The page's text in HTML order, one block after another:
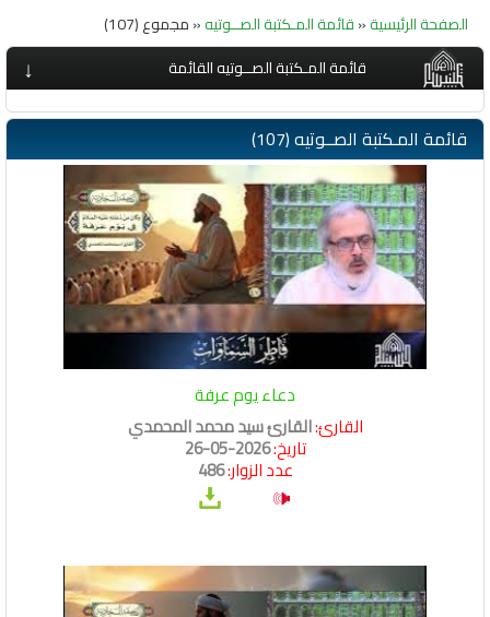
الصفحة الرئيسية«قائمة المـكتبة الصــوتيه« مجموع (107)
↓ قائمة المـكتبة الصــوتيه القائمة
قائمة المـكتبة الصــوتيه (107)
دعاء يوم عرفة
القارئ:القارئ سيد محمد المحمدي
تاريخ:2026-05-26
عدد الزوار:486